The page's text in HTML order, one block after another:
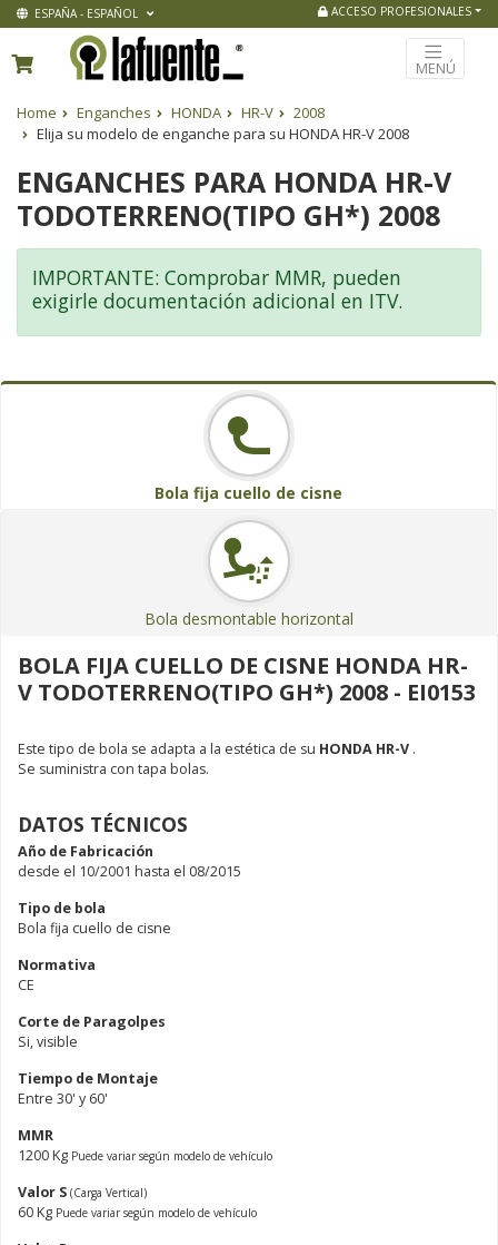
ESPAÑA - ESPAÑOL ACCESO PROFESIONALES
MENÚ
Home Enganches HONDA HR-V
2008
Elija su modelo de enganche para su HONDA HR-V 2008
ENGANCHES PARA HONDA HR-V
TODOTERRENO(TIPO GH*) 2008
IMPORTANTE: Comprobar MMR, pueden
exigirle documentación adicional en ITV.
Bola fija cuello de cisne
Bola desmontable horizontal
BOLA FIJA CUELLO DE CISNE HONDA HR-
V TODOTERRENO(TIPO GH*) 2008 - EI0153
Este tipo de bola se adapta a la estética de su HONDA HR-V .
Se suministra con tapa bolas.
DATOS TÉCNICOS
Año de Fabricación
desde el 10/2001 hasta el 08/2015
Tipo de bola
Bola fija cuello de cisne
Normativa
CE
Corte de Paragolpes
Si, visible
Tiempo de Montaje
Entre 30' y 60'
MMR
1200 Kg Puede variar según modelo de vehículo
Valor S (Carga Vertical)
60 Kg Puede variar según modelo de vehículo